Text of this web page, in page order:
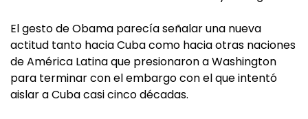
El gesto de Obama parecía señalar una nueva
actitud tanto hacia Cuba como hacia otras naciones
de América Latina que presionaron a Washington
para terminar con el embargo con el que intentó
aislar a Cuba casi cinco décadas.